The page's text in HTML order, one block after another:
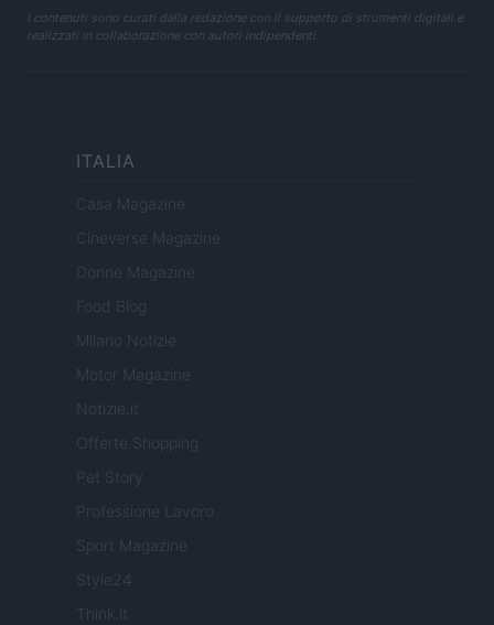
I contenuti sono curati dalla redazione con il supporto di strumenti digitali e
realizzati in collaborazione con autori indipendenti.
ITALIA
Casa Magazine
Cineverse Magazine
Donne Magazine
Food Blog
Milano Notizie
Motor Magazine
Notizie.it
Offerte Shopping
Professione Lavoro
Sport Magazine
Style24
Think.it